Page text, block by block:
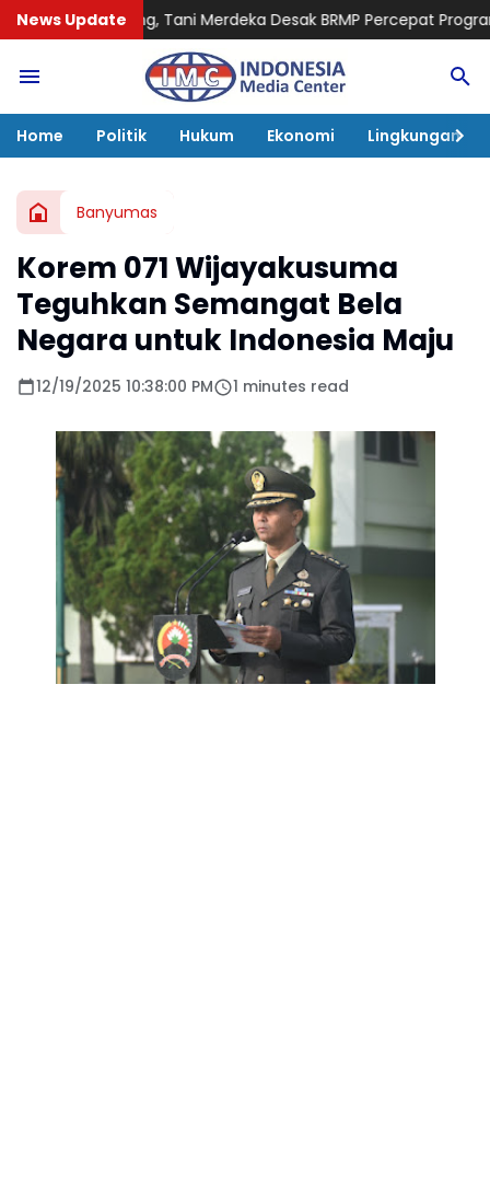
News Update
Merdeka Desak BRMP Percepat Program Pemulihan Petani
Home Politik Hukum Ekonomi Lingkungan
Banyumas
Korem 071 Wijayakusuma
Teguhkan Semangat Bela
Negara untuk Indonesia Maju
12/19/2025 10:38:00 PM 1 minutes read